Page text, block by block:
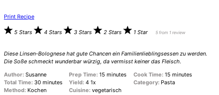
Print Recipe
5 Stars 4 Stars 3 Stars 2 Stars 1 Star 5from 1review
Diese Linsen-Bolognese hat gute Chancen ein Familienlieblingsessen zu werden.
Die Soße schmeckt wunderbar würzig, da vermisst keiner das Fleisch.
Author: Susanne Prep Time: 15 minutes Cook Time: 15 minutes
Total Time: 30 minutes Yield: 4 1x Category: Pasta
Method: Kochen Cuisine: vegetarisch